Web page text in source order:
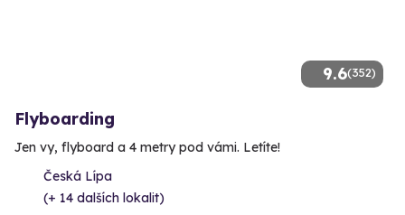
9.6(352)
Flyboarding
Jen vy, flyboard a 4 metry pod vámi. Letíte!
Česká Lípa
(+ 14 dalších lokalit)